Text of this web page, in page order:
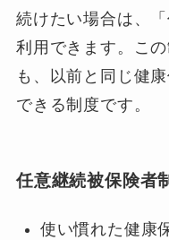
続けたい場合は、
利用できます。こ
も、以前と同じ健
できる制度です。
任意継続被保険者
使い慣れた健康